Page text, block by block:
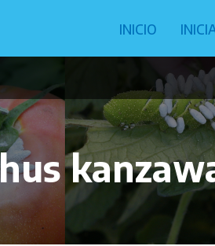
INICIO